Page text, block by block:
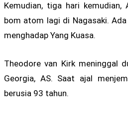
Kemudian, tiga hari kemudian,
bom atom lagi di Nagasaki.
menghadap Yang Kuasa.
Theodore van Kirk meninggal
Georgia, AS. Saat ajal
berusia 93 tahun.